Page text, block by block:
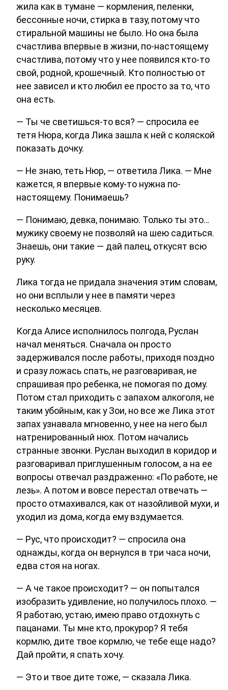
жила как в тумане — кормления, пеленки,
бессонные ночи, стирка в тазу, потому что
стиральной машины не было. Но она была
счастлива впервые в жизни, по-настоящему
счастлива, потому что у нее появился кто-то
свой, родной, крошечный. Кто полностью от
нее зависел и кто любил ее просто за то, что
она есть.
— Ты че светишься-то вся? — спросила ее
тетя Нюра, когда Лика зашла к ней с коляской
показать дочку.
— Не знаю, теть Нюр, — ответила Лика. — Мне
кажется, я впервые кому-то нужна по-
настоящему. Понимаешь?
— Понимаю, девка, понимаю. Только ты это…
мужику своему не позволяй на шею садиться.
Знаешь, они такие — дай палец, откусят всю
руку.
Лика тогда не придала значения этим словам,
но они всплыли у нее в памяти через
несколько месяцев.
Когда Алисе исполнилось полгода, Руслан
начал меняться. Сначала он просто
задерживался после работы, приходя поздно
и сразу ложась спать, не разговаривая, не
спрашивая про ребенка, не помогая по дому.
Потом стал приходить с запахом алкоголя, не
таким убойным, как у Зои, но все же Лика этот
запах узнавала мгновенно, у нее на него был
натренированный нюх. Потом начались
странные звонки. Руслан выходил в коридор и
разговаривал приглушенным голосом, а на ее
вопросы отвечал раздраженно: «По работе, не
лезь». А потом и вовсе перестал отвечать —
просто отмахивался, как от назойливой мухи, и
уходил из дома, когда ему вздумается.
— Рус, что происходит? — спросила она
однажды, когда он вернулся в три часа ночи,
едва стоя на ногах.
— А че такое происходит? — он попытался
изобразить удивление, но получилось плохо. —
Я работаю, устаю, имею право отдохнуть с
пацанами. Ты мне кто, прокурор? Я тебя
кормлю, дите твое кормлю, че тебе еще надо?
Дай пройти, я спать хочу.
— Это и твое дите тоже, — сказала Лика.